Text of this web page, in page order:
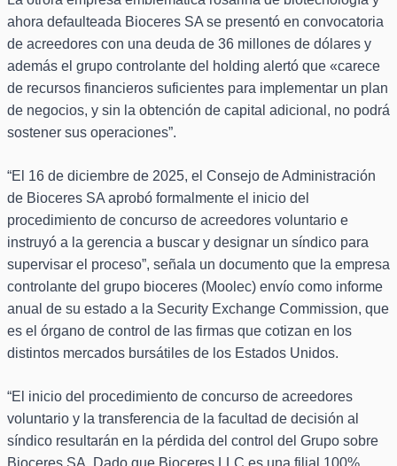
ahora defaulteada Bioceres SA se presentó en convocatoria
de acreedores con una deuda de 36 millones de dólares y
además el grupo controlante del holding alertó que «carece
de recursos financieros suficientes para implementar un plan
de negocios, y sin la obtención de capital adicional, no podrá
sostener sus operaciones”.
“El 16 de diciembre de 2025, el Consejo de Administración
de Bioceres SA aprobó formalmente el inicio del
procedimiento de concurso de acreedores voluntario e
instruyó a la gerencia a buscar y designar un síndico para
supervisar el proceso”, señala un documento que la empresa
controlante del grupo bioceres (Moolec) envío como informe
anual de su estado a la Security Exchange Commission, que
es el órgano de control de las firmas que cotizan en los
distintos mercados bursátiles de los Estados Unidos.
“El inicio del procedimiento de concurso de acreedores
voluntario y la transferencia de la facultad de decisión al
síndico resultarán en la pérdida del control del Grupo sobre
Bioceres SA. Dado que Bioceres LLC es una filial 100%